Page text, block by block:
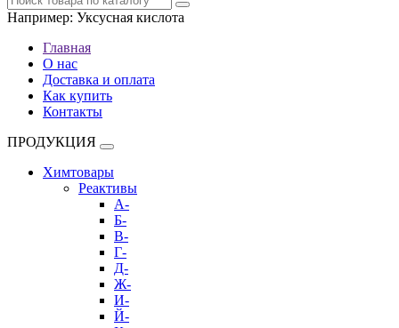
Например: Уксусная кислота
Главная
О нас
Доставка и оплата
Как купить
Контакты
ПРОДУКЦИЯ
Химтовары
Реактивы
А-
Б-
В-
Г-
Д-
Ж-
И-
Й-